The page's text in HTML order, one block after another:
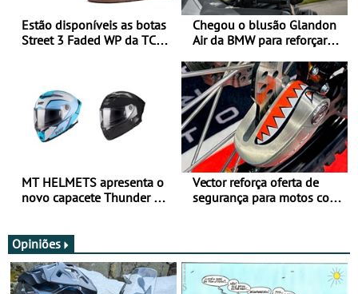
Estão disponíveis as botas
Street 3 Faded WP da TCX
Chegou o blusão Glandon
Air da BMW para reforçar
verão
MT HELMETS apresenta o
novo capacete Thunder 4 R
Vector reforça oferta de
segurança para motos com
Opiniões